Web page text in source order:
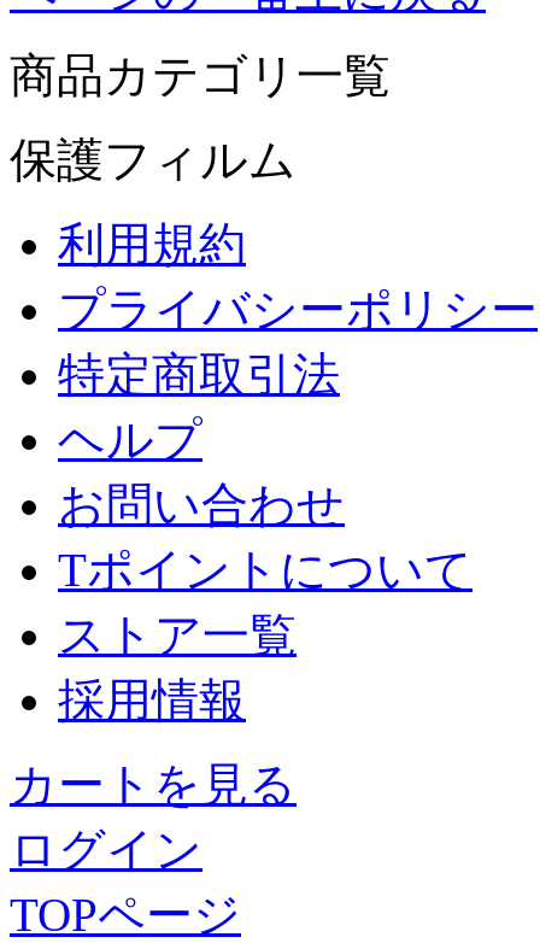
商品カテゴリ一覧
保護フィルム
利用規約
プライバシーポリシー
特定商取引法
ヘルプ
お問い合わせ
Tポイントについて
ストア一覧
採用情報
カートを見る
ログイン
TOPページ